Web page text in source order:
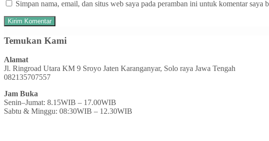
Simpan nama, email, dan situs web saya pada peramban ini untuk komentar saya
Temukan Kami
Alamat
Jl. Ringroad Utara KM 9 Sroyo Jaten Karanganyar, Solo raya Jawa Tengah
082135707557
Jam Buka
Senin–Jumat: 8.15WIB – 17.00WIB
Sabtu & Minggu: 08:30WIB – 12.30WIB